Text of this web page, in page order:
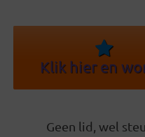
Klik hier en
Geen lid, wel